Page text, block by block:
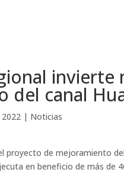
invierte
del canal
2022 | Noticias
proyecto de mejoramiento
en beneficio de más de